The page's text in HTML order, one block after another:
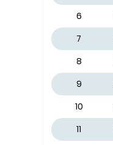
6
7
8
9
10
11